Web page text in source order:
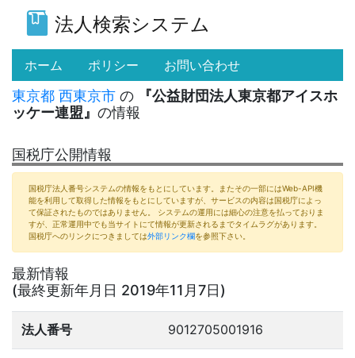
法人検索システム
ホーム (current)
ポリシー お問い合わせ
東京都 西東京市 の
『公益財団法人東京都アイスホ
ッケー連盟』 の情報
国税庁公開情報
国税庁法人番号システムの情報をもとにしています。またその一部にはWeb-API機
能を利用して取得した情報をもとにしていますが、サービスの内容は国税庁によっ
て保証されたものではありません。 システムの運用には細心の注意を払っておりま
すが、正常運用中でも当サイトにて情報が更新されるまでタイムラグがあります。
国税庁へのリンクにつきましては外部リンク欄を参照下さい。
最新情報
(最終更新年月日 2019年11月7日)
法人番号 9012705001916